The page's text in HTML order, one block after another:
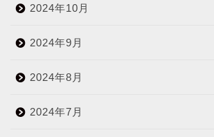
2024年10月
2024年9月
2024年8月
2024年7月